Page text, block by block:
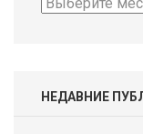
НЕДАВНИЕ